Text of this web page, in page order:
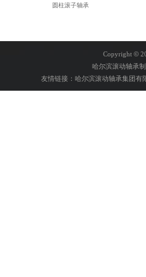
圆柱滚子轴承
Copyright ©
哈尔滨滚动轴承
友情链接： 哈尔滨滚动轴承集团有